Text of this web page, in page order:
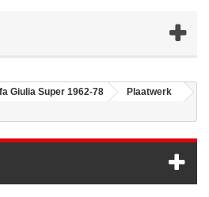
Giulia Super 1962-78
Plaatwerk